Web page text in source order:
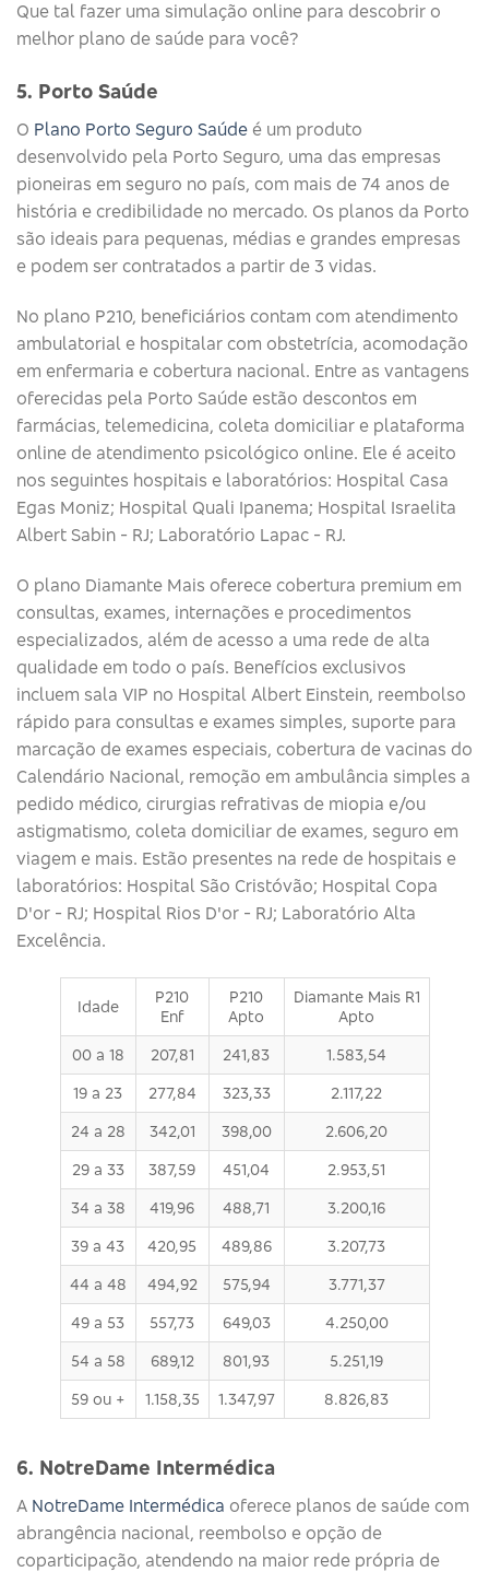
Que tal fazer uma simulação online para descobrir o
melhor plano de saúde para você?
5. Porto Saúde
O Plano Porto Seguro Saúde é um produto
desenvolvido pela Porto Seguro, uma das empresas
pioneiras em seguro no país, com mais de 74 anos de
história e credibilidade no mercado. Os planos da Porto
são ideais para pequenas, médias e grandes empresas
e podem ser contratados a partir de 3 vidas.
No plano P210, beneficiários contam com atendimento
ambulatorial e hospitalar com obstetrícia, acomodação
em enfermaria e cobertura nacional. Entre as vantagens
oferecidas pela Porto Saúde estão descontos em
farmácias, telemedicina, coleta domiciliar e plataforma
online de atendimento psicológico online. Ele é aceito
nos seguintes hospitais e laboratórios: Hospital Casa
Egas Moniz; Hospital Quali Ipanema; Hospital Israelita
Albert Sabin - RJ; Laboratório Lapac - RJ.
O plano Diamante Mais oferece cobertura premium em
consultas, exames, internações e procedimentos
especializados, além de acesso a uma rede de alta
qualidade em todo o país. Benefícios exclusivos
incluem sala VIP no Hospital Albert Einstein, reembolso
rápido para consultas e exames simples, suporte para
marcação de exames especiais, cobertura de vacinas do
Calendário Nacional, remoção em ambulância simples a
pedido médico, cirurgias refrativas de miopia e/ou
astigmatismo, coleta domiciliar de exames, seguro em
viagem e mais. Estão presentes na rede de hospitais e
laboratórios: Hospital São Cristóvão; Hospital Copa
D'or - RJ; Hospital Rios D'or - RJ; Laboratório Alta
Excelência.
Idade
P210
Enf
P210
Apto
Diamante Mais R1
Apto
00 a 18 207,81 241,83 1.583,54
19 a 23 277,84 323,33 2.117,22
24 a 28 342,01 398,00 2.606,20
29 a 33 387,59 451,04 2.953,51
34 a 38 419,96 488,71 3.200,16
39 a 43 420,95 489,86 3.207,73
44 a 48 494,92 575,94 3.771,37
49 a 53 557,73 649,03 4.250,00
54 a 58 689,12 801,93 5.251,19
59 ou + 1.158,35 1.347,97 8.826,83
6. NotreDame Intermédica
A NotreDame Intermédica oferece planos de saúde com
abrangência nacional, reembolso e opção de
coparticipação, atendendo na maior rede própria de